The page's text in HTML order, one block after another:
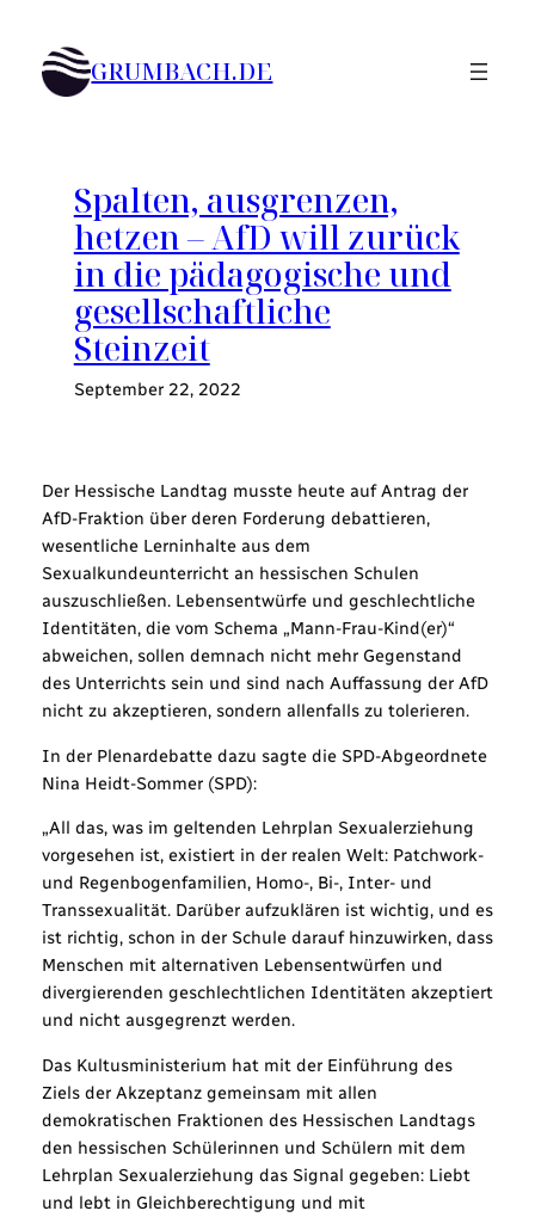
Inhalt
springen GRUMBACH.DE
Spalten, ausgrenzen,
hetzen – AfD will zurück
in die pädagogische und
gesellschaftliche
Steinzeit
September 22, 2022
Der Hessische Landtag musste heute auf Antrag der
AfD-Fraktion über deren Forderung debattieren,
wesentliche Lerninhalte aus dem
Sexualkundeunterricht an hessischen Schulen
auszuschließen. Lebensentwürfe und geschlechtliche
Identitäten, die vom Schema „Mann-Frau-Kind(er)“
abweichen, sollen demnach nicht mehr Gegenstand
des Unterrichts sein und sind nach Auffassung der AfD
nicht zu akzeptieren, sondern allenfalls zu tolerieren.
In der Plenardebatte dazu sagte die SPD-Abgeordnete
Nina Heidt-Sommer (SPD):
„All das, was im geltenden Lehrplan Sexualerziehung
vorgesehen ist, existiert in der realen Welt: Patchwork-
und Regenbogenfamilien, Homo-, Bi-, Inter- und
Transsexualität. Darüber aufzuklären ist wichtig, und es
ist richtig, schon in der Schule darauf hinzuwirken, dass
Menschen mit alternativen Lebensentwürfen und
divergierenden geschlechtlichen Identitäten akzeptiert
und nicht ausgegrenzt werden.
Das Kultusministerium hat mit der Einführung des
Ziels der Akzeptanz gemeinsam mit allen
demokratischen Fraktionen des Hessischen Landtags
den hessischen Schülerinnen und Schülern mit dem
Lehrplan Sexualerziehung das Signal gegeben: Liebt
und lebt in Gleichberechtigung und mit